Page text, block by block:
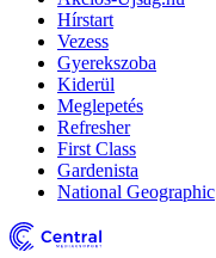
Hírstart
Vezess
Gyerekszoba
Kiderül
Meglepetés
Refresher
First Class
Gardenista
National Geographic